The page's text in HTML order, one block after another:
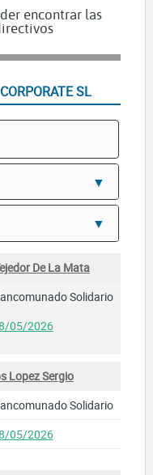
encontrar las
SL
De La Mata
Solidario
05/2026
Lopez Sergio
Solidario
05/2026